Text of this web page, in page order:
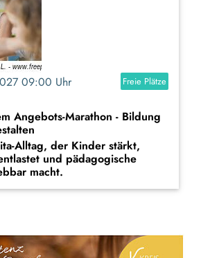
09:00 Uhr
Freie Plätze
Angebots-Marathon - Bildung
Alltag, der Kinder stärkt,
und pädagogische
macht.